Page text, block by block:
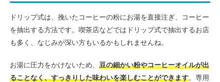
ドリップ式は、挽いたコーヒーの粉にお湯を直接注ぎ、コーヒー
を抽出する方法です。喫茶店などではドリップ式で抽出するお店
も多く、なじみが深い方もいるかもしれませんね。
お湯に圧力をかけないため、 豆の細かい粉やコーヒーオイルが出
ることなく、すっきりした味わいを楽しむことができます。専用